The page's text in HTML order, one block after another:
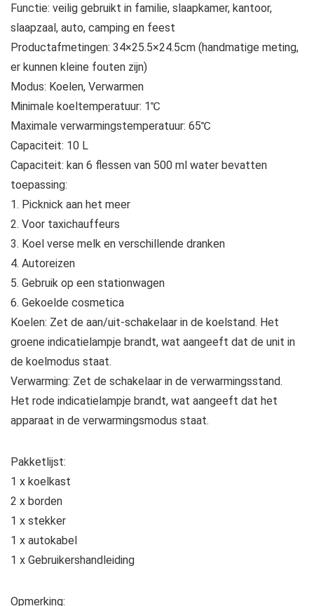
Functie: veilig gebruikt in familie, slaapkamer, kantoor,
slaapzaal, auto, camping en feest
Productafmetingen: 34×25.5×24.5cm (handmatige meting,
er kunnen kleine fouten zijn)
Modus: Koelen, Verwarmen
Minimale koeltemperatuur: 1℃
Maximale verwarmingstemperatuur: 65℃
Capaciteit: 10 L
Capaciteit: kan 6 flessen van 500 ml water bevatten
toepassing:
1. Picknick aan het meer
2. Voor taxichauffeurs
3. Koel verse melk en verschillende dranken
4. Autoreizen
5. Gebruik op een stationwagen
6. Gekoelde cosmetica
Koelen: Zet de aan/uit-schakelaar in de koelstand. Het
groene indicatielampje brandt, wat aangeeft dat de unit in
de koelmodus staat.
Verwarming: Zet de schakelaar in de verwarmingsstand.
Het rode indicatielampje brandt, wat aangeeft dat het
apparaat in de verwarmingsmodus staat.
Pakketlijst:
1 x koelkast
2 x borden
1 x stekker
1 x autokabel
1 x Gebruikershandleiding
Opmerking: